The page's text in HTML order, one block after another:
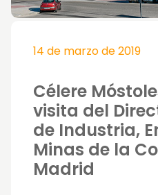
14 de marzo de 2019
Célere
visita del
de Industria,
Minas de la
Madrid